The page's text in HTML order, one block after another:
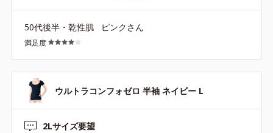
50代後半・乾性肌 ピンクさん
満足度
ウルトラコンフォゼロ 半袖 ネイビー L
2Lサイズ要望